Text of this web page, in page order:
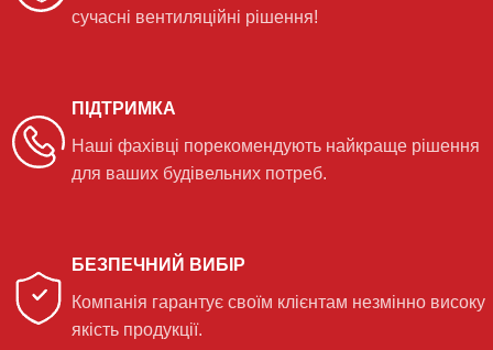
сучасні вентиляційні рішення!
ПІДТРИМКА
Наші фахівці порекомендують найкраще рішення
для ваших будівельних потреб.
БЕЗПЕЧНИЙ ВИБІР
Компанія гарантує своїм клієнтам незмінно високу
якість продукції.